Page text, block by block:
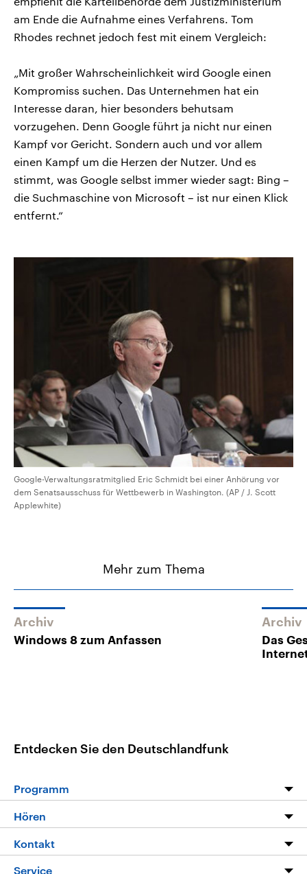
am Ende die Aufnahme eines Verfahrens. Tom
Rhodes rechnet jedoch fest mit einem Vergleich:
„Mit großer Wahrscheinlichkeit wird Google einen
Kompromiss suchen. Das Unternehmen hat ein
Interesse daran, hier besonders behutsam
vorzugehen. Denn Google führt ja nicht nur einen
Kampf vor Gericht. Sondern auch und vor allem
einen Kampf um die Herzen der Nutzer. Und es
stimmt, was Google selbst immer wieder sagt: Bing –
die Suchmaschine von Microsoft – ist nur einen Klick
entfernt.“
Google-Verwaltungsratmitglied Eric Schmidt bei einer Anhörung vor
dem Senatsausschuss für Wettbewerb in Washington. (AP / J. Scott
Applewhite)
Mehr zum Thema
Archiv
Windows 8 zum Anfassen
Archiv
Das
Entdecken Sie den Deutschlandfunk
Programm
Die Nachrichten
Hören
Livestream
Kontakt
Hörerservice
Service